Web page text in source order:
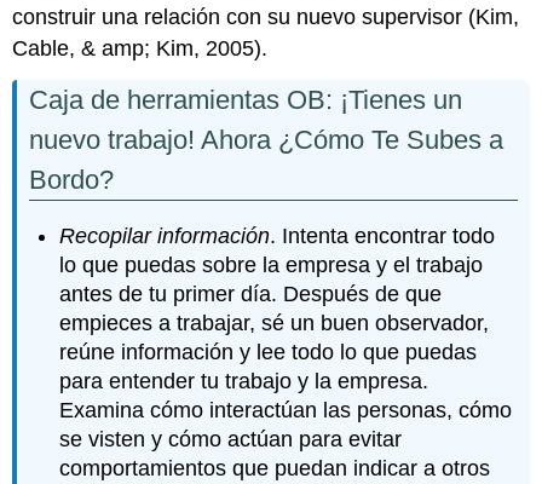
construir una relación con su nuevo supervisor (Kim,
Cable, & amp; Kim, 2005).
Caja de herramientas OB: ¡Tienes un
nuevo trabajo! Ahora ¿Cómo Te Subes a
Bordo?
Recopilar información. Intenta encontrar todo
lo que puedas sobre la empresa y el trabajo
antes de tu primer día. Después de que
empieces a trabajar, sé un buen observador,
reúne información y lee todo lo que puedas
para entender tu trabajo y la empresa.
Examina cómo interactúan las personas, cómo
se visten y cómo actúan para evitar
comportamientos que puedan indicar a otros